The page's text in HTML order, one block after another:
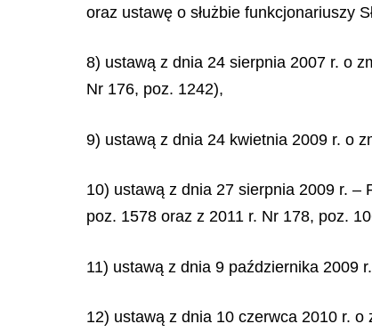
oraz ustawę o służbie funkcjonariuszy
8) ustawą z dnia 24 sierpnia 2007 r. o
Nr 176, poz. 1242),
9) ustawą z dnia 24 kwietnia 2009 r. o
10) ustawą z dnia 27 sierpnia 2009 r. –
poz. 1578 oraz z 2011 r. Nr 178, poz.
11) ustawą z dnia 9 października 2009
12) ustawą z dnia 10 czerwca 2010 r.